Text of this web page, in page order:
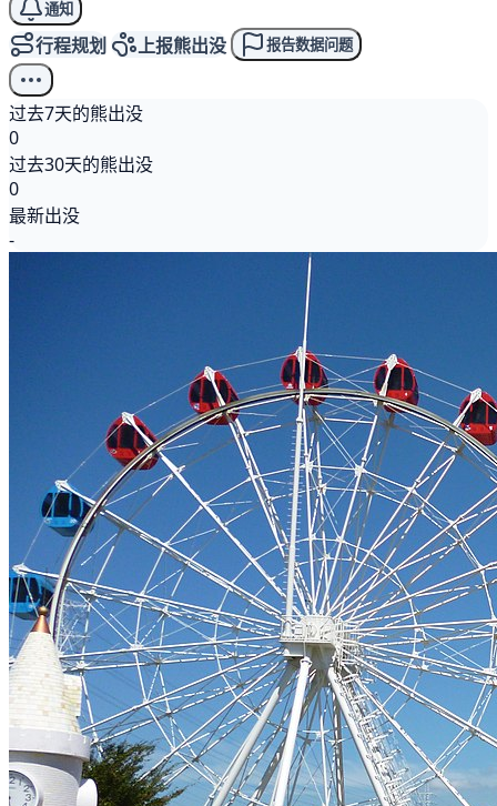
通知
行程规划 上报熊出没 报告数据问题
过去7天的熊出没
0
过去30天的熊出没
0
最新出没
-